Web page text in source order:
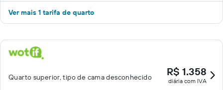
Ver mais 1 tarifa de quarto
Quarto superior, tipo de cama desconhecido R$ 1.358
diária com IVA